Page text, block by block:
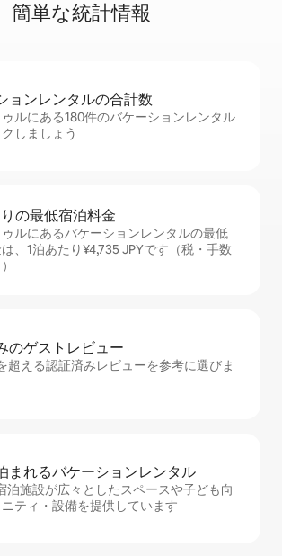
簡⁠単⁠な統⁠計⁠情⁠報
ョンレ⁠ン⁠タ⁠ル⁠の合⁠計⁠数
ゥルにある180件のバケーションレンタル
しましょう
の最⁠低⁠宿⁠泊⁠料⁠金
ゥルにあるバケーションレンタルの最低
、1泊あたり¥4,735 JPYです（税・手数
のゲ⁠ス⁠ト⁠レ⁠ビ⁠ュ⁠ー
超える認証済みレビューを参考に選びま
まれるバ⁠ケ⁠ー⁠シ⁠ョ⁠ンレ⁠ン⁠タ⁠ル
泊施設が広々としたスペースや子ども向
ティ・設備を提供しています